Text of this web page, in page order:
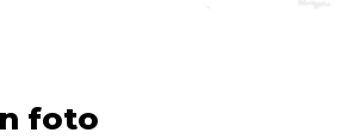
foto